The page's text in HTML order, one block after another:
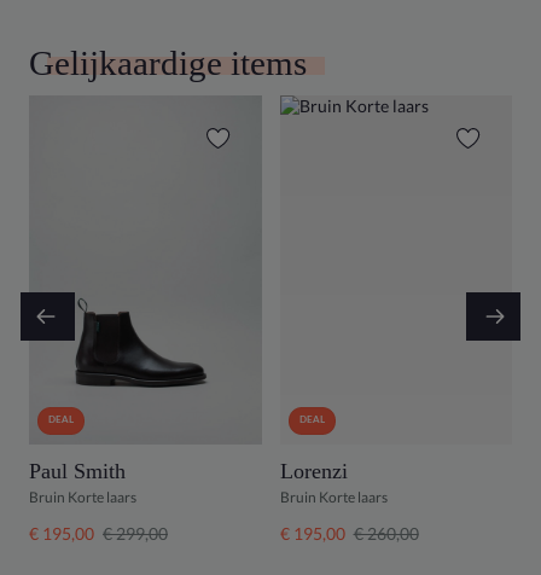
Gelijkaardige items
DEAL
Paul Smith
Bruin Korte laars
€ 195,00 € 299,00
DEAL
Lorenzi
Bruin Korte laars
€ 195,00 € 260,00